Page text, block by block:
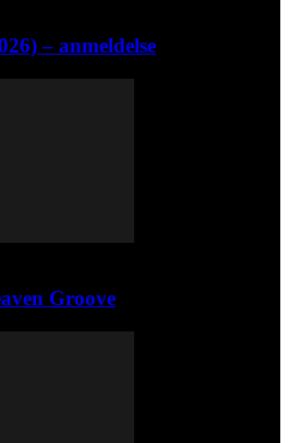
– anmeldelse
Groove